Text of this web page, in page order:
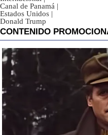
Canal de Panamá |
Estados Unidos |
Donald Trump